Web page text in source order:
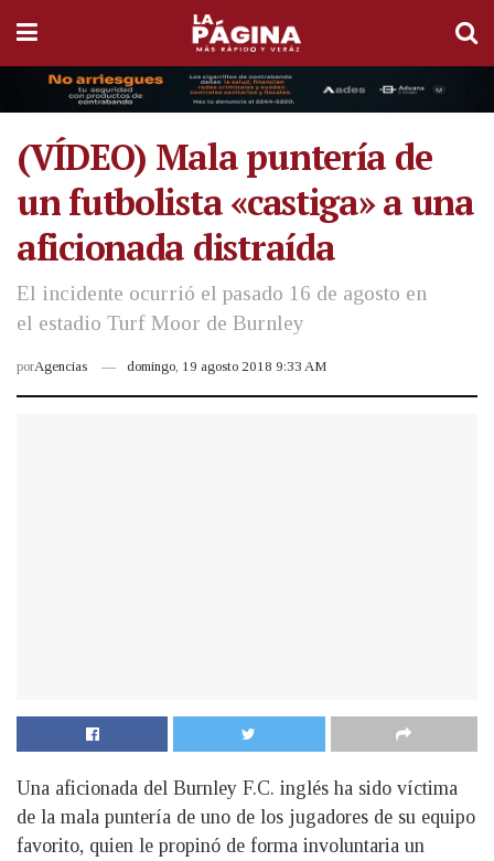
(VÍDEO) Mala puntería de
un futbolista «castiga» a una
aficionada distraída
El incidente ocurrió el pasado 16 de agosto en
el estadio Turf Moor de Burnley
porAgencias domingo, 19 agosto 2018 9:33 AM
Una aficionada del Burnley F.C. inglés ha sido víctima
de la mala puntería de uno de los jugadores de su equipo
favorito, quien le propinó de forma involuntaria un